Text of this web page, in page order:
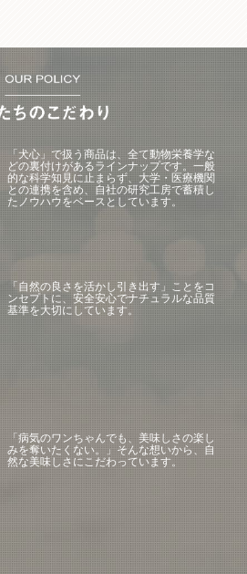
「犬心」で扱う商品は、全て動物栄養学な
どの裏付けがあるラインナップです。一般
的な科学知見に止まらず、大学・医療機関
との連携を含め、自社の研究工房で蓄積し
たノウハウをベースとしています。
「自然の良さを活かし引き出す」ことをコ
ンセプトに、安全安心でナチュラルな品質
基準を大切にしています。
「病気のワンちゃんでも、美味しさの楽し
みを奪いたくない。」そんな想いから、自
然な美味しさにこだわっています。